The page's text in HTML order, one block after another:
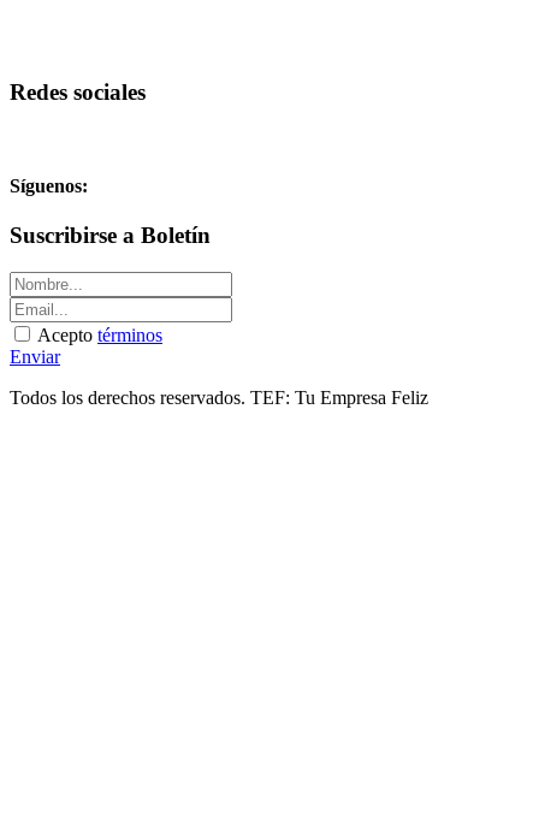
Redes sociales
Síguenos:
Suscribirse a Boletín
Acepto términos
Enviar
Todos los derechos reservados. TEF: Tu Empresa Feliz